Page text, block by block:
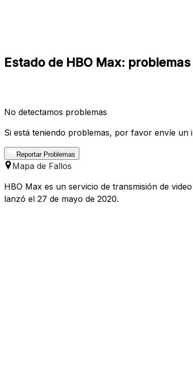
Estado de HBO Max:
No detectamos problemas
Si está teniendo problemas, por favor envíe un
Reportar Problemas
Mapa de Fallos
HBO Max es un servicio de transmisión de
lanzó el 27 de mayo de 2020.